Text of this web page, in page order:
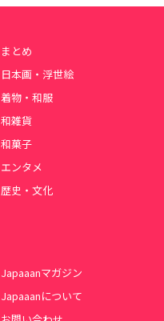
まとめ
日本画・浮世絵
着物・和服
和雑貨
和菓子
エンタメ
歴史・文化
Japaaanマガジン
Japaaanについて